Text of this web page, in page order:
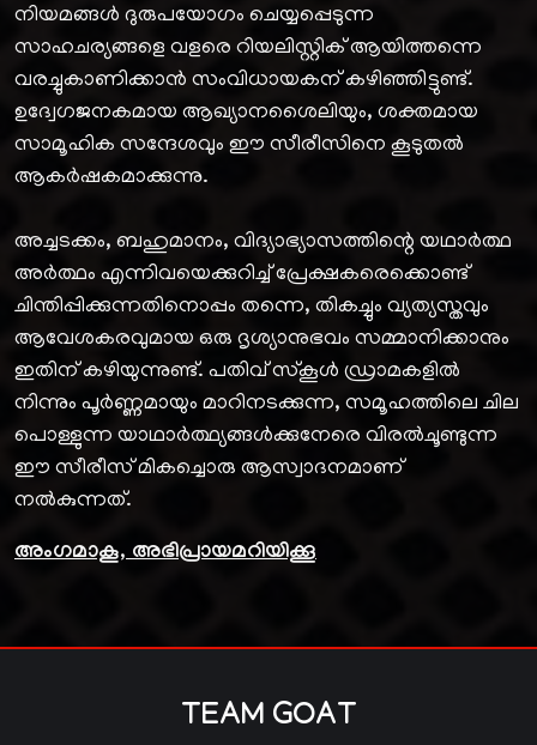
നിയമങ്ങൾ ദുരുപയോഗം ചെയ്യപ്പെടുന്ന
സാഹചര്യങ്ങളെ വളരെ റിയലിസ്റ്റിക് ആയിത്തന്നെ
വരച്ചുകാണിക്കാൻ സംവിധായകന് കഴിഞ്ഞിട്ടുണ്ട്.
ഉദ്വേഗജനകമായ ആഖ്യാനശൈലിയും, ശക്തമായ
സാമൂഹിക സന്ദേശവും ഈ സീരീസിനെ കൂടുതൽ
ആകർഷകമാക്കുന്നു.
അച്ചടക്കം, ബഹുമാനം, വിദ്യാഭ്യാസത്തിന്റെ യഥാർത്ഥ
അർത്ഥം എന്നിവയെക്കുറിച്ച് പ്രേക്ഷകരെക്കൊണ്ട്
ചിന്തിപ്പിക്കുന്നതിനൊപ്പം തന്നെ, തികച്ചും വ്യത്യസ്തവും
ആവേശകരവുമായ ഒരു ദൃശ്യാനുഭവം സമ്മാനിക്കാനും
ഇതിന് കഴിയുന്നുണ്ട്. പതിവ് സ്കൂൾ ഡ്രാമകളിൽ
നിന്നും പൂർണ്ണമായും മാറിനടക്കുന്ന, സമൂഹത്തിലെ ചില
പൊള്ളുന്ന യാഥാർത്ഥ്യങ്ങൾക്കുനേരെ വിരൽചൂണ്ടുന്ന
ഈ സീരീസ് മികച്ചൊരു ആസ്വാദനമാണ്
നൽകുന്നത്.
അംഗമാകൂ, അഭിപ്രായമറിയിക്കൂ
TEAM GOAT